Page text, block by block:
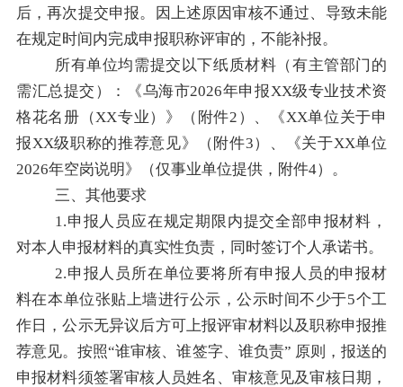
后，再次提交申报。因上述原因审核不通过、导致未能
在规定时间内完成申报职称评审的，不能补报。
所有单位均需提交以下纸质材料（有主管部门的
需汇总提交）：《乌海市2026年申报XX级专业技术资
格花名册（XX专业）》（附件2 ）、《XX单位关于申
报XX级职称的推荐意见》（附件3）、《关于XX单位
2026年空岗说明》（仅事业单位提供，附件4）。
三、其他要求
1.申报人员应在规定期限内提交全部申报材料，
对本人申报材料的真实性负责，同时签订个人承诺书。
2.申报人员所在单位要将所有申报人员的申报材
料在本单位张贴上墙进行公示，公示时间不少于5个工
作日，公示无异议后方可上报评审材料以及职称申报推
荐意见。按照“谁审核、谁签字、谁负责” 原则，报送的
申报材料须签署审核人员姓名、审核意见及审核日期，